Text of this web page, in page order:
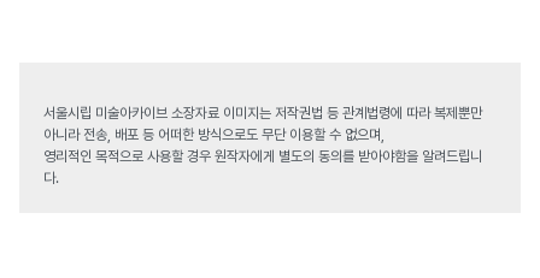
서울시립 미술아카이브 소장자료 이미지는 저작권법 등 관계법령에 따라 복제뿐만
아니라 전송, 배포 등 어떠한 방식으로도 무단 이용할 수 없으며,
영리적인 목적으로 사용할 경우 원작자에게 별도의 동의를 받아야함을 알려드립니
다.